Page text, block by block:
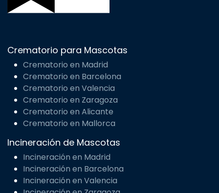
Crematorio para Mascotas
Crematorio en Madrid
Crematorio en Barcelona
Crematorio en Valencia
Crematorio en Zaragoza
Crematorio en Alicante
Crematorio en Mallorca
Incineración de Mascotas
Incineración en Madrid
Incineración en Barcelona
Incineración en Valencia